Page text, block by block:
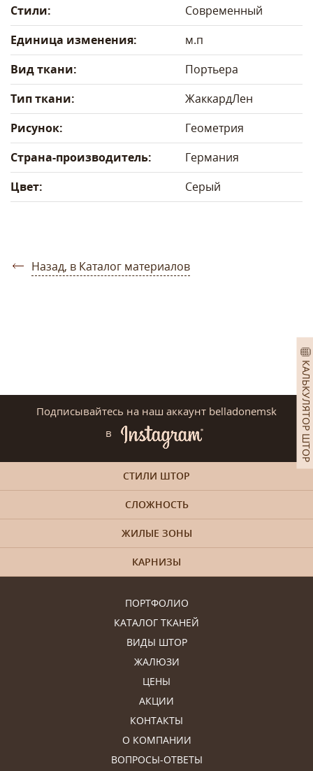
КАЛЬКУЛЯТОР ШТОР
Стили:
Современный
Единица изменения:
м.п
Вид ткани:
Портьера
Тип ткани:
ЖаккардЛен
Рисунок:
Геометрия
Страна-производитель:
Германия
Цвет:
Серый
Назад, в Каталог материалов
Подписывайтесь на наш аккаунт belladonemsk
в
ПОРТФОЛИО
КАТАЛОГ ТКАНЕЙ
ВИДЫ ШТОР
ЖАЛЮЗИ
ЦЕНЫ
АКЦИИ
КОНТАКТЫ
О КОМПАНИИ
ВОПРОСЫ-ОТВЕТЫ
СТИЛИ ШТОР
СЛОЖНОСТЬ
ЖИЛЫЕ ЗОНЫ
КАРНИЗЫ